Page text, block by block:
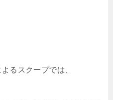
るスクープでは、